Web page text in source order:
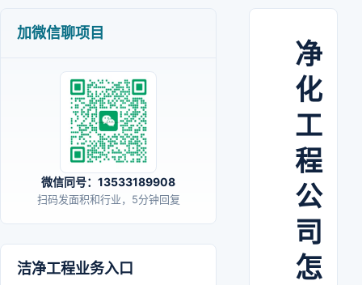
加微信聊项目
微信同号：13533189908
扫码发面积和行业，5分钟回复
洁净工程业务入口
净
化
工
程
公
司
怎